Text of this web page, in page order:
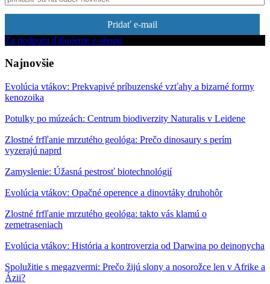
Pridať e-mail
Za podporu ďakujeme e-shopu
Najnovšie
Evolúcia vtákov: Prekvapivé príbuzenské vzťahy a bizarné formy
kenozoika
Potulky po múzeách: Centrum biodiverzity Naturalis v Leidene
Zlostné frfľanie mrzutého geológa: Prečo dinosaury s perím
vyzerajú naprd
Zamyslenie: Úžasná pestrosť biotechnológií
Evolúcia vtákov: Opačné operence a dinovtáky druhohôr
Zlostné frfľanie mrzutého geológa: takto vás klamú o
zemetraseniach
Evolúcia vtákov: História a kontroverzia od Darwina po deinonycha
Spolužitie s megazvermi: Prečo žijú slony a nosorožce len v Afrike a
Ázii?